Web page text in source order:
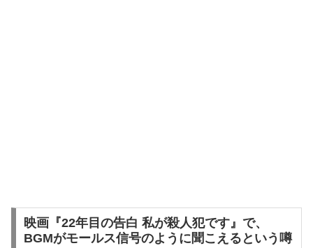
映画『22年目の告白 私が殺人犯です』で、
BGMがモールス信号のように聞こえるという噂